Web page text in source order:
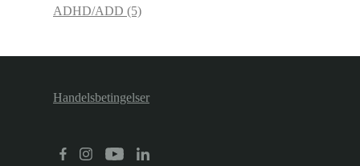
ADHD/ADD (5)
Handelsbetingelser